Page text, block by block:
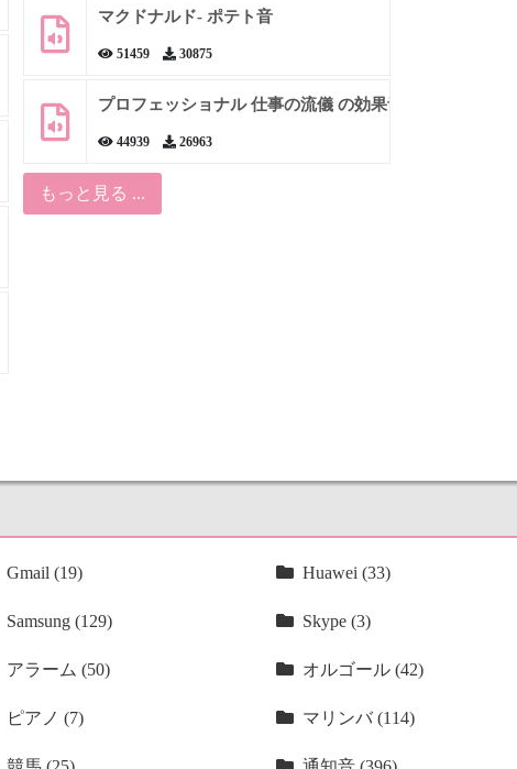
マクドナルド- ポテト音
51459 30875
プロフェッショナル 仕事の流儀 の効果音
44939 26963
もっと見る ...
Gmail (19) Huawei (33)
Samsung (129) Skype (3)
アラーム (50) オルゴール (42)
ピアノ (7) マリンバ (114)